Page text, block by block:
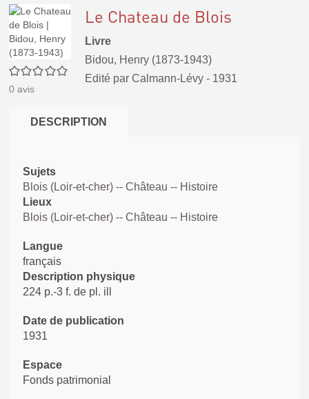
0/5
0 avis
Le Chateau de Blois
Livre
Bidou, Henry (1873-1943)
Edité par Calmann-Lévy - 1931
DESCRIPTION
Sujets
Blois (Loir-et-cher) -- Château -- Histoire
Lieux
Blois (Loir-et-cher) -- Château -- Histoire
Langue
français
Description physique
224 p.-3 f. de pl. ill
Date de publication
1931
Espace
Fonds patrimonial